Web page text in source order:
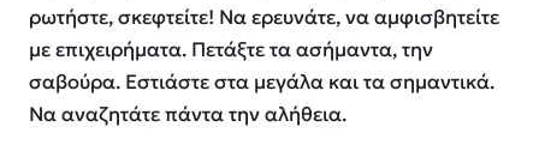
ρωτήστε, σκεφτείτε! Να ερευνάτε,να αμφισβητείτε
με επιχειρήματα. Πετάξτε τα ασήμαντα, την
σαβούρα. Εστιάστε στα μεγάλα και τα σημαντικά.
Νααναζητάτε πάντα την αλήθεια.